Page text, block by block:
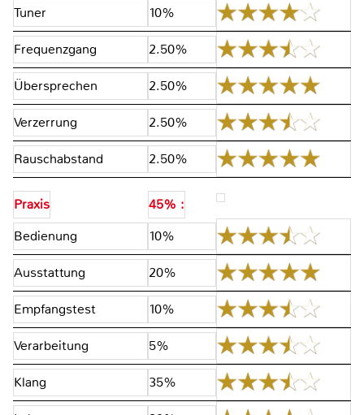
Tuner 10%
Frequenzgang 2.50%
Übersprechen 2.50%
Verzerrung 2.50%
Rauschabstand 2.50%
Praxis
45% :
Bedienung
10%
Ausstattung 20%
Empfangstest 10%
Verarbeitung 5%
Klang 35%